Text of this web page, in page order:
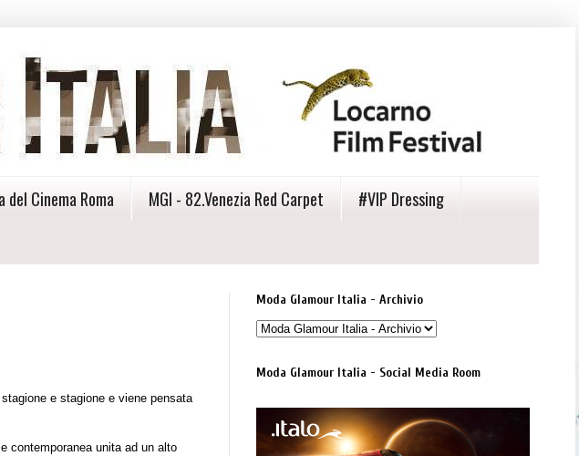
del Cinema Roma MGI - 82.Venezia Red Carpet
#VIP Dressing
e stagione e viene pensata
contemporanea unita ad un alto
Moda Glamour Italia - Archivio
Moda Glamour Italia - Social Media Room